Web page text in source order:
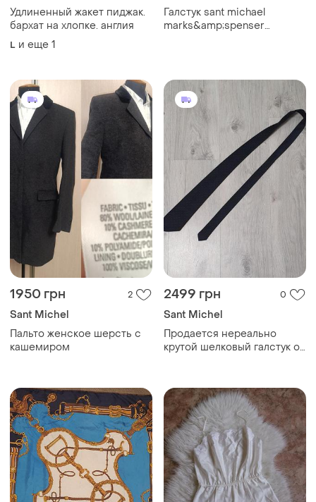
Удлиненный жакет пиджак.
бархат на хлопке. англия
L и еще 1
Галстук sant michael
marks&amp;spenser
1950 грн 2
Sant Michel
Пальто женское шерсть с
кашемиром
2499 грн 0
Sant Michel
Продается нереально
крутой шелковый галстук от